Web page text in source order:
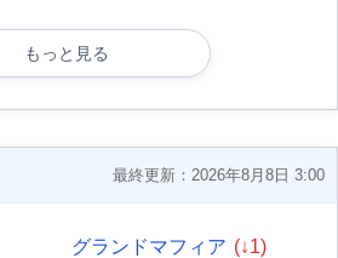
もっと見る
最終更新：2026年8月8日 3:00
グランドマフィア (↓1)